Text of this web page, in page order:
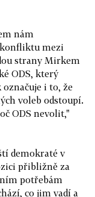
nám
mezi
strany Mirkem
ODS, který
i to, že
voleb odstoupí.
ODS nevolit,"
demokraté v
přibližně za
potřebám
co jim vadí a